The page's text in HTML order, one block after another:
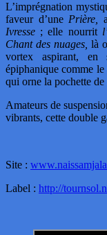
L’imprégnation
faveur d’une Prière,
Ivresse ; elle nourrit
Chant des nuages, là
vortex aspirant,
épiphanique comme
qui orne la pochette de
Amateurs de
vibrants, cette double
Site :
Label : http://